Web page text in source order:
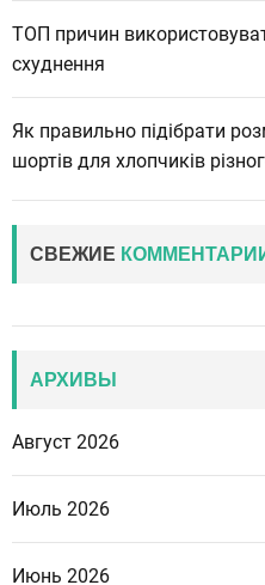
ТОП причин
схуднення
Як правильно підібрати
шортів для хлопчиків
СВЕЖИЕ
АРХИВЫ
Август 2026
Июль 2026
Июнь 2026